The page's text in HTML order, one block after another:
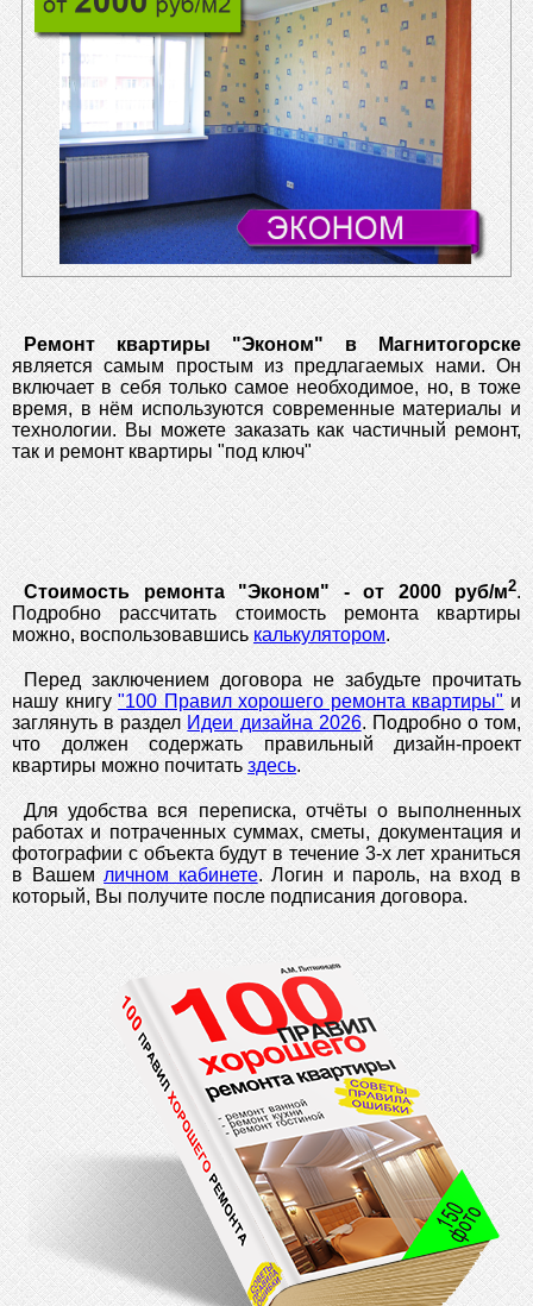
Ремонт квартиры "Эконом" в Магнитогорске
является самым простым из предлагаемых нами. Он
включает в себя только самое необходимое, но, в тоже
время, в нём используются современные материалы и
технологии. Вы можете заказать как частичный ремонт,
так и ремонт квартиры "под ключ"
Стоимость ремонта "Эконом" - от 2000 руб/м2.
Подробно рассчитать стоимость ремонта квартиры
можно, воспользовавшись калькулятором.
Перед заключением договора не забудьте прочитать
нашу книгу"100 Правил хорошего ремонта квартиры" и
заглянуть в разделИдеи дизайна 2026. Подробно о том,
что должен содержать правильный дизайн-проект
квартиры можно почитать здесь.
Для удобства вся переписка, отчёты о выполненных
работах и потраченных суммах, сметы, документация и
фотографии с объекта будут в течение 3-х лет храниться
в Вашемличном кабинете. Логин и пароль, на вход в
который, Вы получите после подписания договора.